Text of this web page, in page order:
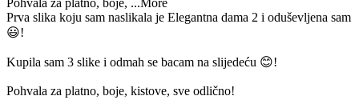
Pohvala za platno, boje, ...More
Prva slika koju sam naslikala je Elegantna dama 2 i oduševljena sam
😃!
Kupila sam 3 slike i odmah se bacam na slijedeću 😊!
Pohvala za platno, boje, kistove, sve odlično!